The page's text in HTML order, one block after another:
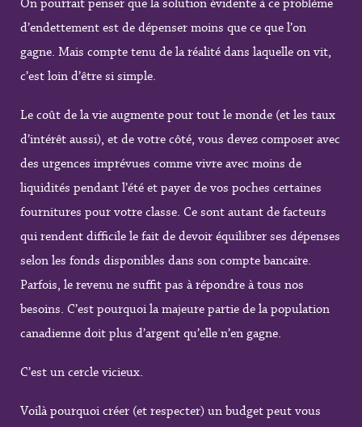
On pourrait penser que la solution évidente à ce problème
d’endettement est de dépenser moins que ce que l’on
gagne. Mais compte tenu de la réalité dans laquelle on vit,
c’est loin d’être si simple.
Le coût de la vie augmente pour tout le monde (et les taux
d’intérêt aussi), et de votre côté, vous devez composer avec
des urgences imprévues comme vivre avec moins de
liquidités pendant l’été et payer de vos poches certaines
fournitures pour votre classe. Ce sont autant de facteurs
qui rendent difficile le fait de devoir équilibrer ses dépenses
selon les fonds disponibles dans son compte bancaire.
Parfois, le revenu ne suffit pas à répondre à tous nos
besoins. C’est pourquoi la majeure partie de la population
canadienne doit plus d’argent qu’elle n’en gagne.
C’est un cercle vicieux.
Voilà pourquoi créer (et respecter) un budget peut vous